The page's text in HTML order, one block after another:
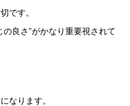
です。
良さ”がかなり重要視されて
なります。